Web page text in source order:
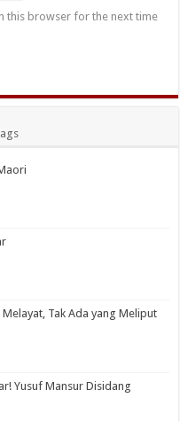
this browser for the next time
Tak Ada yang Meliput
Yusuf Mansur Disidang